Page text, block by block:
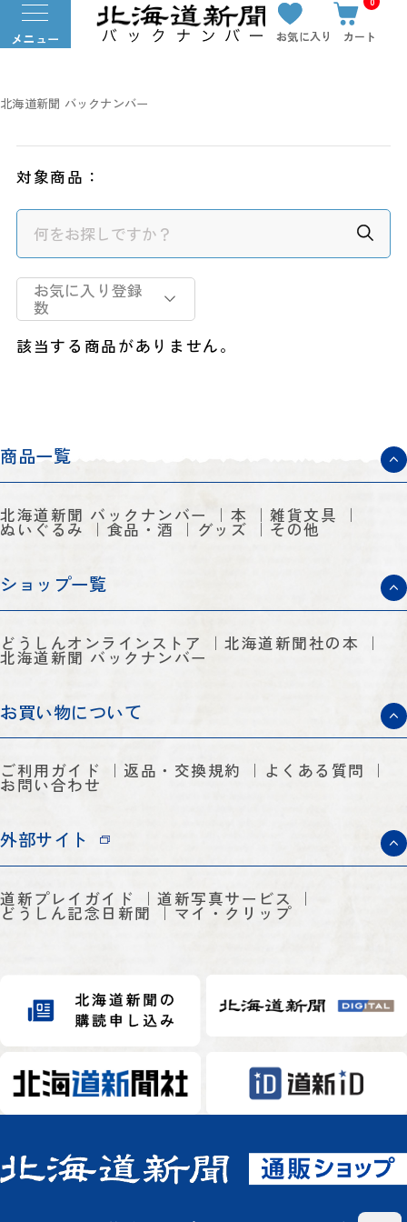
メニュー お気に入り カート
北海道新聞 バックナンバー
対象商品：
お気に入り登録
数
該当する商品がありません。
商品一覧
北海道新聞 バックナンバー 本 雑貨文具
ぬいぐるみ 食品・酒 グッズ その他
ショップ一覧
どうしんオンラインストア 北海道新聞社の本
北海道新聞 バックナンバー
お買い物について
ご利用ガイド 返品・交換規約 よくある質問
お問い合わせ
外部サイト
道新プレイガイド 道新写真サービス
どうしん記念日新聞 マイ・クリップ